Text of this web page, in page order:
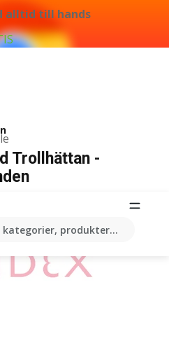
alltid till hands
produkter...
Trollhättan -